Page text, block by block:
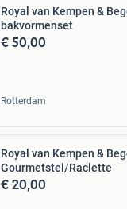
Royal van Kempen &
bakvormenset
€ 50,00
Rotterdam
Royal van Kempen &
Gourmetstel/Raclette
€ 20,00